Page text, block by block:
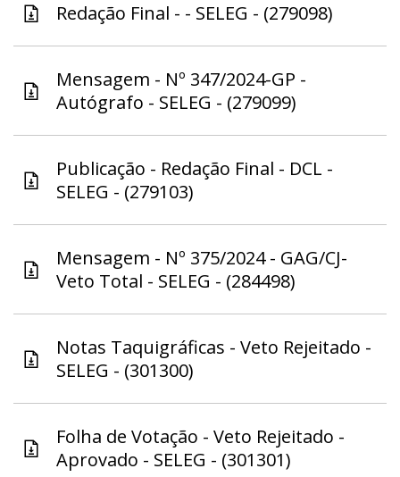
Redação Final - - SELEG - (279098)
Mensagem - Nº 347/2024-GP -
Autógrafo - SELEG - (279099)
Publicação - Redação Final - DCL -
SELEG - (279103)
Mensagem - Nº 375/2024 - GAG/CJ-
Veto Total - SELEG - (284498)
Notas Taquigráficas - Veto Rejeitado -
SELEG - (301300)
Folha de Votação - Veto Rejeitado -
Aprovado - SELEG - (301301)